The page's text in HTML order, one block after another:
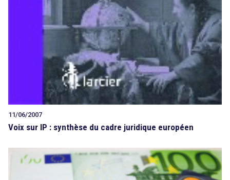
11/06/2007
Voix sur IP : synthèse du cadre juridique européen